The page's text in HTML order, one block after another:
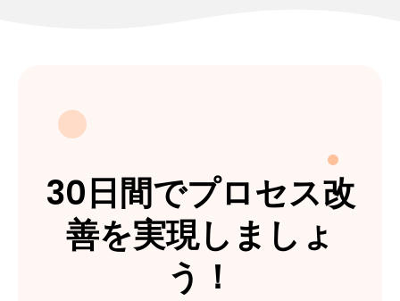
30日間でプロセス改
善を実現しましょ
う！